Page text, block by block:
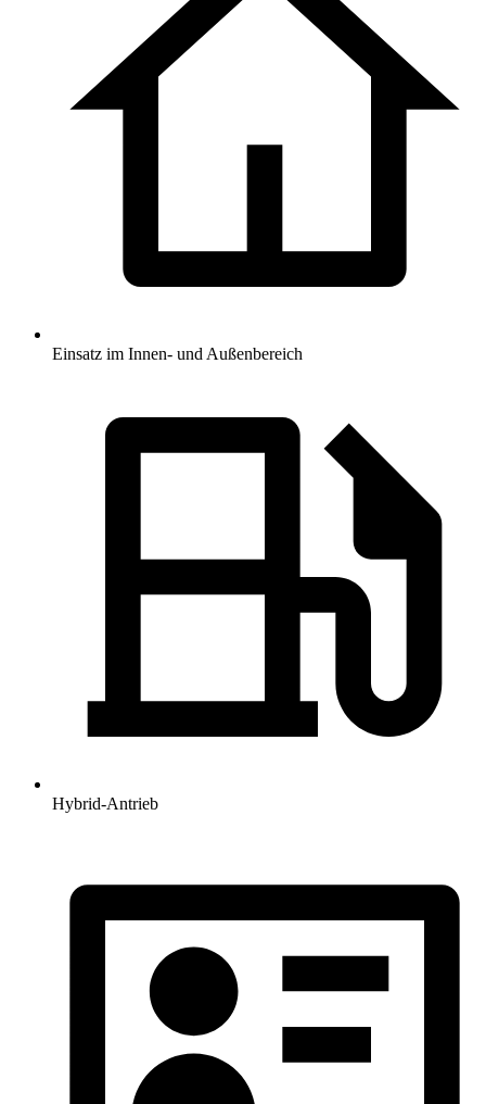
Einsatz im Innen- und Außenbereich
Hybrid-Antrieb